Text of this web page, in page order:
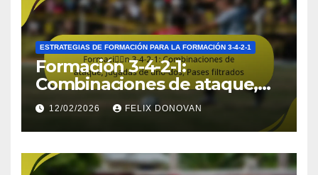
ESTRATEGIAS DE FORMACIÓN PARA LA FORMACIÓN 3-4-2-1
Formación 3-4-2-1:
Combinaciones de ataque,
Jugadas de uno-dos, Pases
filtrados
12/02/2026 FELIX DONOVAN